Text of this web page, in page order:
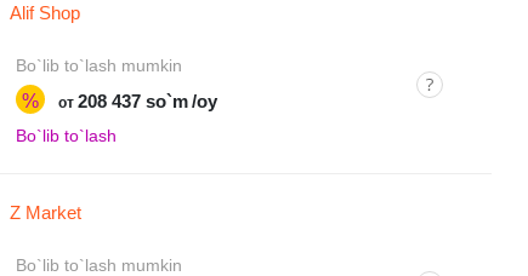
Alif Shop
Bo`lib to`lash mumkin
% от 208 437 so`m /oy
Bo`lib to`lash
Z Market
Bo`lib to`lash mumkin